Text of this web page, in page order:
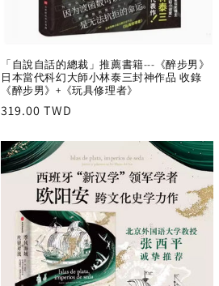
「自說自話的總裁」推薦書籍---《醉步男》
日本當代科幻大師小林泰三封神作品 收錄
《醉步男》+《玩具修理者》
Regular
319.00 TWD